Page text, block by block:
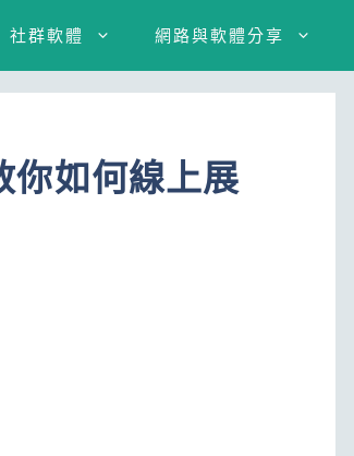
社群軟體 網路與軟體分享
你如何線上展